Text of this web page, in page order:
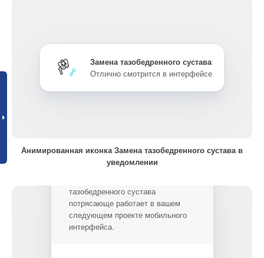
Замена тазобедренного сустава
Отлично смотрится в интерфейсе
Анимированная иконка Замена тазобедренного сустава в
уведомлении
тазобедренного сустава
потрясающе работает в вашем
следующем проекте мобильного
интерфейса.